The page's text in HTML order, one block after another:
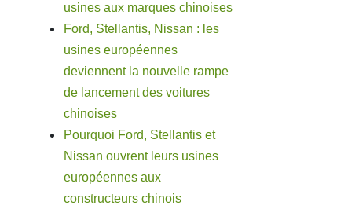
usines aux marques chinoises
Ford, Stellantis, Nissan : les
usines européennes
deviennent la nouvelle rampe
de lancement des voitures
chinoises
Pourquoi Ford, Stellantis et
Nissan ouvrent leurs usines
européennes aux
constructeurs chinois